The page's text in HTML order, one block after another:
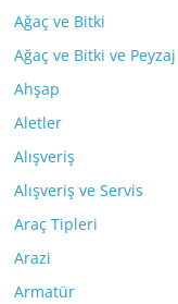
Ağaç ve Bitki
Ağaç ve Bitki ve Peyzaj
Ahşap
Aletler
Alışveriş
Alışveriş ve Servis
Araç Tipleri
Arazi
Armatür